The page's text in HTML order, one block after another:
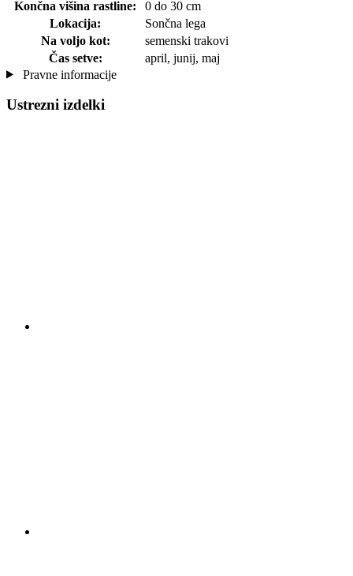
Končna višina rastline:
0 do 30 cm
Lokacija:
Sončna lega
Na voljo kot:
semenski trakovi
Čas setve:
april, junij, maj
Pravne informacije
Ustrezni izdelki